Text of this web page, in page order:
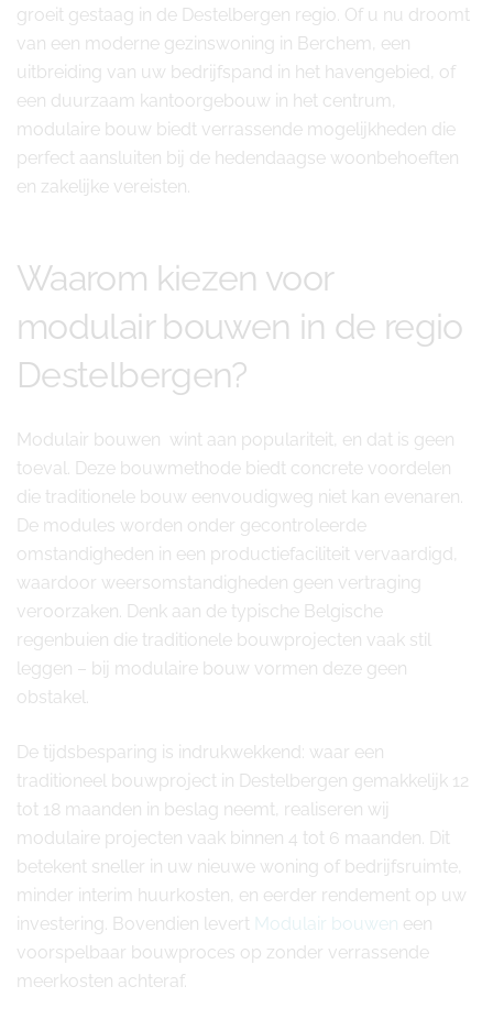
groeit gestaag in de Destelbergen regio. Of u nu droomt
van een moderne gezinswoning in Berchem, een
uitbreiding van uw bedrijfspand in het havengebied, of
een duurzaam kantoorgebouw in het centrum,
modulaire bouw biedt verrassende mogelijkheden die
perfect aansluiten bij de hedendaagse woonbehoeften
en zakelijke vereisten.
Waarom kiezen voor
modulair bouwen in de regio
Destelbergen?
Modulair bouwen wint aan populariteit, en dat is geen
toeval. Deze bouwmethode biedt concrete voordelen
die traditionele bouw eenvoudigweg niet kan evenaren.
De modules worden onder gecontroleerde
omstandigheden in een productiefaciliteit vervaardigd,
waardoor weersomstandigheden geen vertraging
veroorzaken. Denk aan de typische Belgische
regenbuien die traditionele bouwprojecten vaak stil
leggen – bij modulaire bouw vormen deze geen
obstakel.
De tijdsbesparing is indrukwekkend: waar een
traditioneel bouwproject in Destelbergen gemakkelijk 12
tot 18 maanden in beslag neemt, realiseren wij
modulaire projecten vaak binnen 4 tot 6 maanden. Dit
betekent sneller in uw nieuwe woning of bedrijfsruimte,
minder interim huurkosten, en eerder rendement op uw
investering. Bovendien levert Modulair bouwen een
voorspelbaar bouwproces op zonder verrassende
meerkosten achteraf.